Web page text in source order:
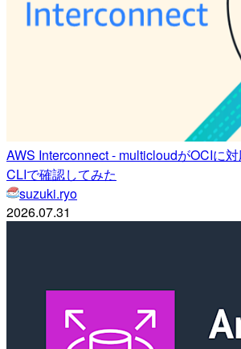
AWS Interconnect - multicloudがOCIに
CLIで確認してみた
suzuki.ryo
2026.07.31